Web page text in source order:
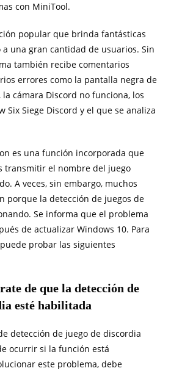
con MiniTool.
popular que brinda fantásticas
una gran cantidad de usuarios. Sin
también recibe comentarios
errores como la pantalla negra de
la cámara Discord no funciona, los
Six Siege Discord y el que se analiza
es una función incorporada que
transmitir el nombre del juego
A veces, sin embargo, muchos
porque la detección de juegos de
Se informa que el problema
de actualizar Windows 10. Para
probar las siguientes
de que la detección de
esté habilitada
detección de juego de discordia
ocurrir si la función está
este problema, debe